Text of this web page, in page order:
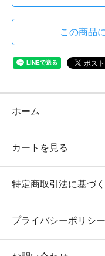
この商品
ホーム
カートを見る
特定商取引法に基づ
プライバシーポリシー